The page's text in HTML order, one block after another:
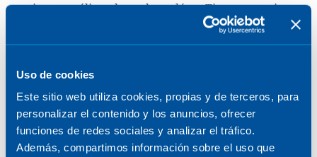
Uso de cookies
Este sitio web utiliza cookies, propias y de terceros, para
personalizar el contenido y los anuncios, ofrecer
funciones de redes sociales y analizar el tráfico.
Además, compartimos información sobre el uso que
inter‑satélite y los enlaces láser Tierra‑espacio
permiten arquitecturas distribuidas con
latencias competitivas y alta seguridad, aunque
Arquitectura software
plataformas orbitales móviles exige nuevos
enfoques de computación distribuida, tolerancia
a interrupciones y gestión avanzada de cargas.